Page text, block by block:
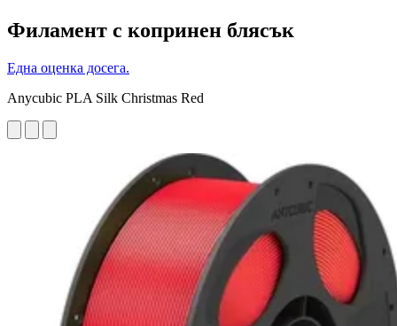
Филамент с копринен блясък
Една оценка досега.
Anycubic PLA Silk Christmas Red